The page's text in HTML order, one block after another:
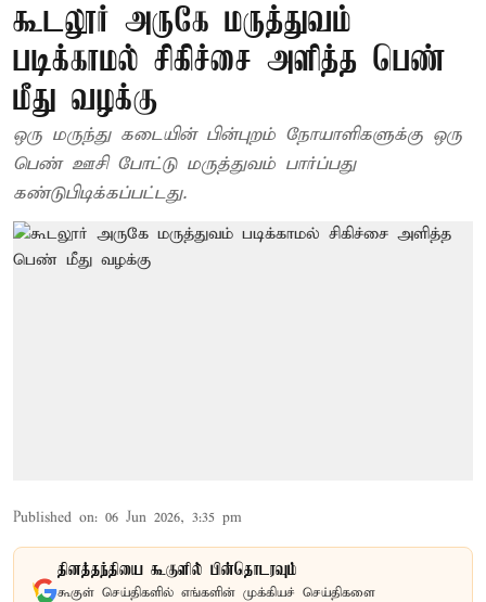
கூடலூர் அருகே மருத்துவம்
படிக்காமல் சிகிச்சை அளித்த பெண்
மீது வழக்கு
ஒரு மருந்து கடையின் பின்புறம் நோயாளிகளுக்கு ஒரு
பெண் ஊசி போட்டு மருத்துவம் பார்ப்பது
கண்டுபிடிக்கப்பட்டது.
Published on: 06 Jun 2026, 3:35 pm
தினத்தந்தியை கூகுளில் பின்தொடரவும்
கூகுள் செய்திகளில் எங்களின் முக்கியச் செய்திகளை